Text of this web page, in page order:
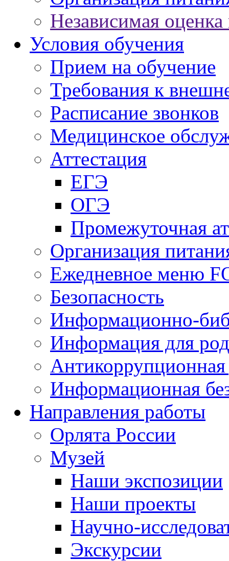
Независимая оценка
Условия обучения
Прием на обучение
Требования к
Расписание звонков
Медицинское
Аттестация
ЕГЭ
ОГЭ
Промежуточная
Организация
Ежедневное меню
Безопасность
Информационно-
Информация для
Антикоррупционная
Информационная
Направления работы
Орлята России
Музей
Наши экспозиции
Наши проекты
Научно-
Экскурсии